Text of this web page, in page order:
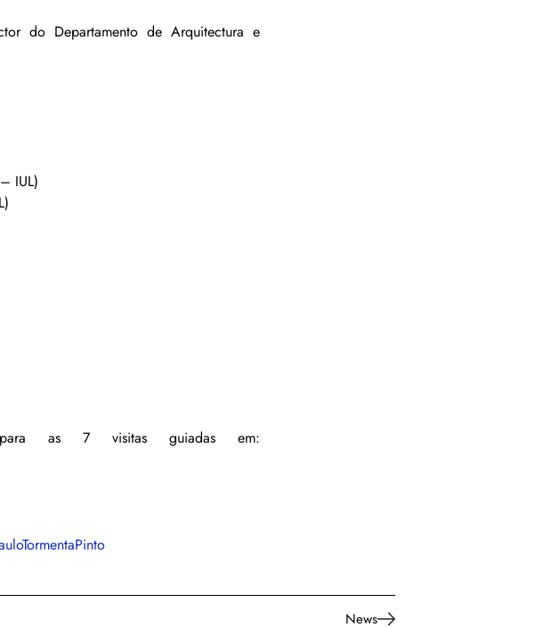
News
do Departamento de Arquitectura e
IUL)
as 7 visitas guiadas em: